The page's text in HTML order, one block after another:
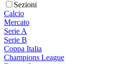
Sezioni
Calcio
Mercato
Serie A
Serie B
Coppa Italia
Champions League